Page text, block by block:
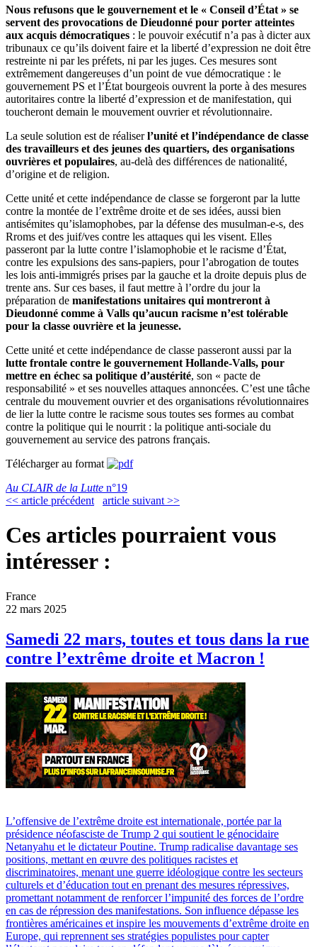
Nous refusons que le gouvernement et le « Conseil d’État » se
servent des provocations de Dieudonné pour porter atteintes
aux acquis démocratiques : le pouvoir exécutif n’a pas à dicter aux
tribunaux ce qu’ils doivent faire et la liberté d’expression ne doit être
restreinte ni par les préfets, ni par les juges. Ces mesures sont
extrêmement dangereuses d’un point de vue démocratique : le
gouvernement PS et l’État bourgeois ouvrent la porte à des mesures
autoritaires contre la liberté d’expression et de manifestation, qui
toucheront demain le mouvement ouvrier et révolutionnaire.
La seule solution est de réaliserl’unité et l’indépendance de classe
des travailleurs et des jeunes des quartiers, des organisations
ouvrières et populaires, au-delà des différences de nationalité,
d’origine et de religion.
Cette unité et cette indépendance de classe se forgeront par la lutte
contre la montée de l’extrême droite et de ses idées, aussi bien
antisémites qu’islamophobes, par la défense des musulman-e-s, des
Rroms et des juif/ves contre les attaques qui les visent. Elles
passeront par la lutte contre l’islamophobie et le racisme d’État,
contre les expulsions des sans-papiers, pour l’abrogation de toutes
les lois anti-immigrés prises par la gauche et la droite depuis plus de
trente ans. Sur ces bases, il faut mettre à l’ordre du jour la
préparation de manifestations unitaires qui montreront à
Dieudonné comme à Valls qu’aucun racisme n’est tolérable
pour la classe ouvrière et la jeunesse.
Cette unité et cette indépendance de classe passeront aussi par la
lutte frontale contre le gouvernement Hollande-Valls, pour
mettre en échec sa politique d’austérité, son « pacte de
responsabilité » et ses nouvelles attaques annoncées. C’est une tâche
centrale du mouvement ouvrier et des organisations révolutionnaires
de lier la lutte contre le racisme sous toutes ses formes au combat
contre la politique qui le nourrit : la politique anti-sociale du
gouvernement au service des patrons français.
Télécharger au format
Au CLAIR de la Lutte n°19
<< article précédent
article suivant >>
Ces articles pourraient vous
intéresser :
France
22 mars 2025
Samedi 22 mars, toutes et tous dans la rue
contre l’extrême droite et Macron !
L’offensive de l’extrême droite est internationale, portée par la
présidence néofasciste de Trump 2 qui soutient le génocidaire
Netanyahu et le dictateur Poutine. Trump radicalise davantage ses
positions, mettant en œuvre des politiques racistes et
discriminatoires, menant une guerre idéologique contre les secteurs
culturels et d’éducation tout en prenant des mesures répressives,
promettant notamment de renforcer l’impunité des forces de l’ordre
en cas de répression des manifestations. Son influence dépasse les
frontières américaines et inspire les mouvements d’extrême droite en
Europe, qui reprennent ses stratégies populistes pour capter